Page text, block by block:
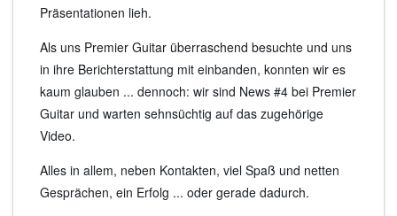
Präsentationen lieh.
Als uns Premier Guitar überraschend besuchte und uns
in ihre Berichterstattung mit einbanden, konnten wir es
kaum glauben ... dennoch: wir sind News #4 bei Premier
Guitar und warten sehnsüchtig auf das zugehörige
Video.
Alles in allem, neben Kontakten, viel Spaß und netten
Gesprächen, ein Erfolg ... oder gerade dadurch.